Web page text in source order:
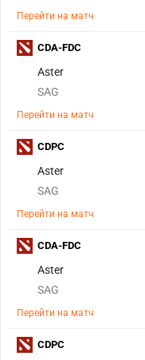
Перейти на матч
Aster
SAG
Перейти на матч
CDA-FDC
Aster
SAG
Перейти на матч
CDPC
Aster
SAG
Перейти на матч
CDA-FDC
CDPC